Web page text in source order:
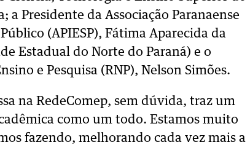
a Presidente da Associação Paranaense
(APIESP), Fátima Aparecida da
Estadual do Norte do Paraná) e o
e Pesquisa (RNP), Nelson Simões.
na RedeComep, sem dúvida, traz um
como um todo. Estamos muito
fazendo, melhorando cada vez mais a